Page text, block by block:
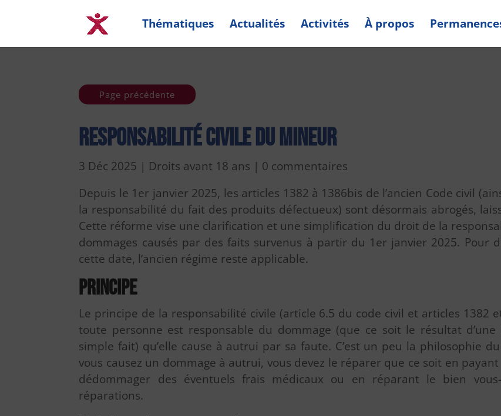
Thématiques Actualités Activités À propos
Page précédente
Responsabilité civile du mineur
3 Déc 2025 | Droits avant 18 ans | 0 commentaires
Depuis le 1er janvier 2025, les articles 1382 à 1386bis de l’ancien Code civil
la responsabilité du fait des produits défectueux) sont désormais abrogés,
Cette réforme vise une clarification et une simplification du droit de la
dommages causés par des faits survenus à partir du 1er janvier 2025. Pour
cette date, l’ancien régime reste applicable.
Principe
Le principe de la responsabilité civile (article 6.5 du code civil et articles 1382
toute personne est responsable du dommage (que ce soit le résultat d’une
simple fait) qu’elle cause à autrui par sa faute. C’est un peu la philosophie
vous causez un dommage à autrui, vous devez le réparer que ce soit en
dédommager des éventuels frais médicaux ou en réparant le bien
réparations.